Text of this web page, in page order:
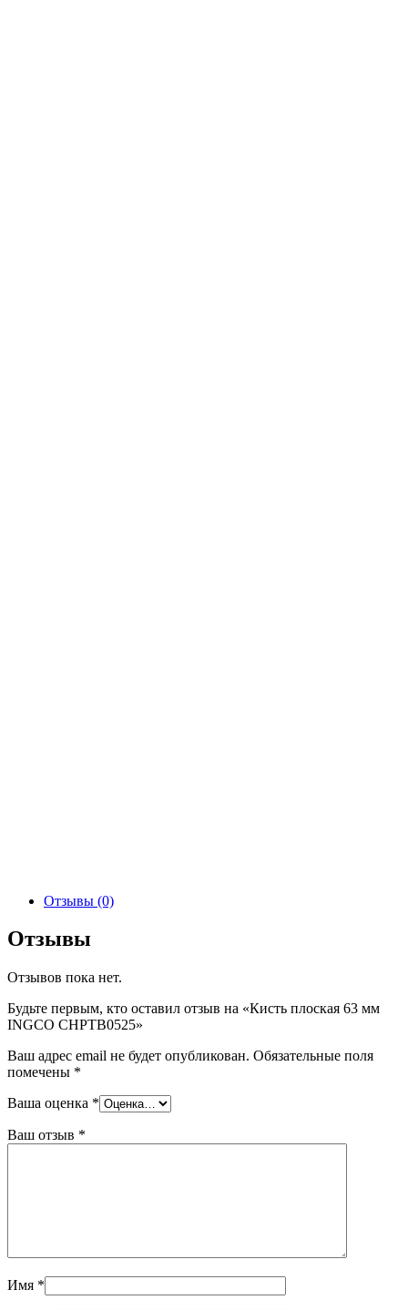
Отзывы (0)
Отзывы
Отзывов пока нет.
Будьте первым, кто оставил отзыв на «Кисть плоская 63 мм
INGCO CHPTB0525»
Ваш адрес email не будет опубликован. Обязательные поля
помечены *
Ваша оценка *
Ваш отзыв *
Имя *